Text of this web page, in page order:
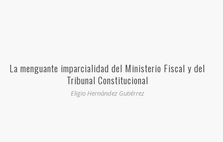
La menguante imparcialidad del Ministerio Fiscal y del
Tribunal Constitucional
Eligio Hernández Gutiérrez